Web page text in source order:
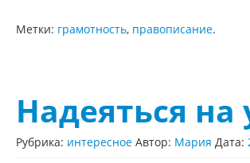
Метки: грамотность, правописание.
Надеяться на
Рубрика: интересное Автор: Мария Дата: